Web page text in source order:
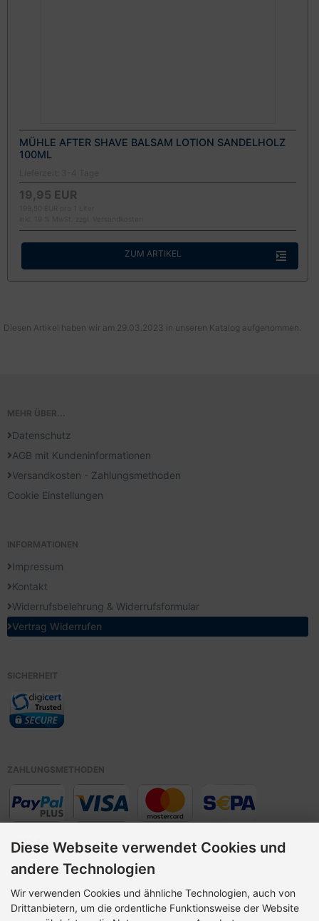
MÜHLE AFTER SHAVE BALSAM LOTION SANDELHOLZ
100ML
19,95 EUR
ZUM ARTIKEL
Diesen Artikel haben wir am 29.03.2023 in unseren Katalog aufgenommen.
MEHR ÜBER...
Datenschutz
AGB mit Kundeninformationen
Versandkosten - Zahlungsmethoden
Cookie Einstellungen
INFORMATIONEN
Impressum
Kontakt
Widerrufsbelehrung & Widerrufsformular
Vertrag Widerrufen
SICHERHEIT
ZAHLUNGSMETHODEN
Vorkasse,
Paypal Plus ( Kreditkarte> und Lastschrift Zahlungen,
Diese Webseite verwendet Cookies und
andere Technologien
Wir verwenden Cookies und ähnliche Technologien, auch von
Drittanbietern, um die ordentliche Funktionsweise der Website